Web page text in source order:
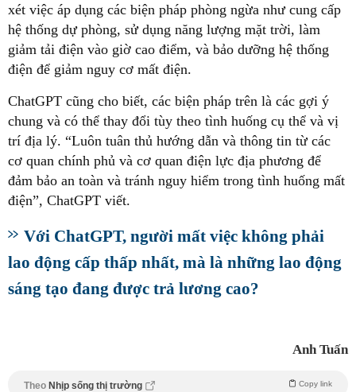
xét việc áp dụng các biện pháp phòng ngừa như cung cấp
hệ thống dự phòng, sử dụng năng lượng mặt trời, làm
giảm tải điện vào giờ cao điểm, và bảo dưỡng hệ thống
điện để giảm nguy cơ mất điện.
ChatGPT cũng cho biết, các biện pháp trên là các gợi ý
chung và có thể thay đổi tùy theo tình huống cụ thể và vị
trí địa lý. “Luôn tuân thủ hướng dẫn và thông tin từ các
cơ quan chính phủ và cơ quan điện lực địa phương để
đảm bảo an toàn và tránh nguy hiểm trong tình huống mất
điện”, ChatGPT viết.
Với ChatGPT, người mất việc không phải
lao động cấp thấp nhất, mà là những lao động
sáng tạo đang được trả lương cao?
Anh Tuấn
Theo Nhịp sống thị trường Copy link